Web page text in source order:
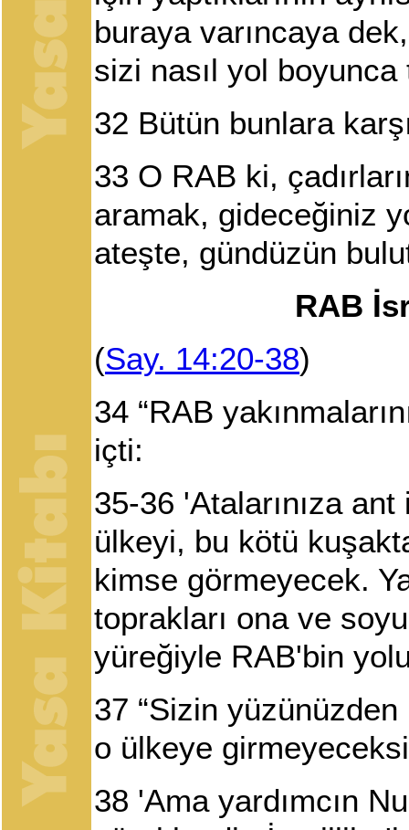
buraya varıncaya
sizi nasıl yol boyunca
32 Bütün bunlara
33 O RAB ki,
aramak, gideceğiniz
ateşte, gündüzün
RAB
(Say. 14:20-38)
34 “RAB
içti:
35-36 'Atalarınıza
ülkeyi, bu kötü
kimse görmeyecek.
toprakları ona ve
yüreğiyle RAB'bin
37 “Sizin
o ülkeye
38 'Ama yardımcın